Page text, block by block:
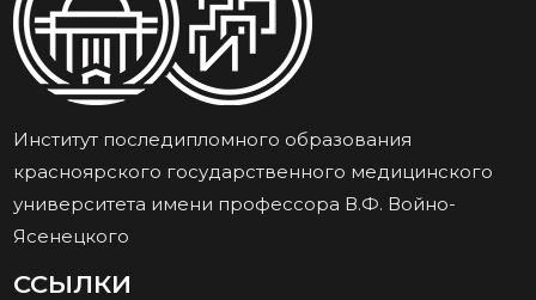
Институт последипломного образования
красноярского государственного медицинского
университета имени профессора В.Ф. Войно-
Ясенецкого
ССЫЛКИ